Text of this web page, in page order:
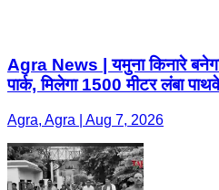
Agra News | यमुना किनारे
पार्क, मिलेगा 1500 मीटर लंबा पाथवे
Agra, Agra | Aug 7, 2026